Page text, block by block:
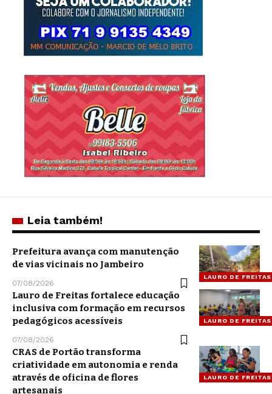
Leia também!
LAURO DE FREITAS
Prefeitura avança com manutenção
de vias vicinais no Jambeiro
07/08/2026
LAURO DE FREITAS
Lauro de Freitas fortalece educação
inclusiva com formação em recursos
pedagógicos acessíveis
07/08/2026
LAURO DE FREITAS
CRAS de Portão transforma
criatividade em autonomia e renda
através de oficina de flores
artesanais